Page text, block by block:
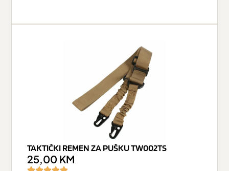
TAKTIČKI REMEN ZA PUŠKU TW002TS
25,00 KM